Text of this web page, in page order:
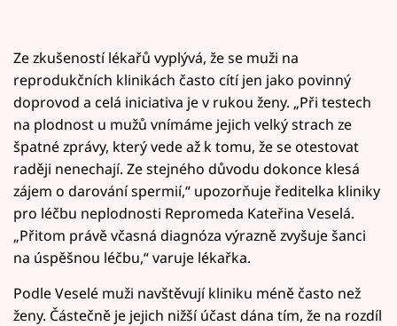
Ze zkušeností lékařů vyplývá, že se muži na
reprodukčních klinikách často cítí jen jako povinný
doprovod a celá iniciativa je v rukou ženy. „Při testech
na plodnost u mužů vnímáme jejich velký strach ze
špatné zprávy, který vede až k tomu, že se otestovat
raději nenechají. Ze stejného důvodu dokonce klesá
zájem o darování spermií,“ upozorňuje ředitelka kliniky
pro léčbu neplodnosti Repromeda Kateřina Veselá.
„Přitom právě včasná diagnóza výrazně zvyšuje šanci
na úspěšnou léčbu,“ varuje lékařka.
Podle Veselé muži navštěvují kliniku méně často než
ženy. Částečně je jejich nižší účast dána tím, že na rozdíl